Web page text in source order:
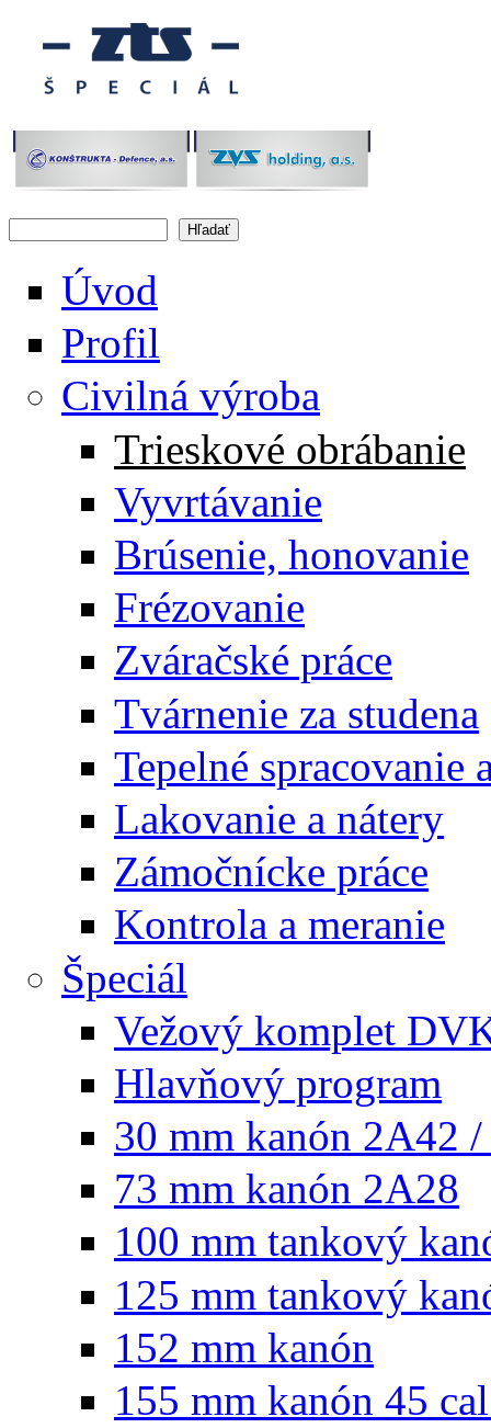
Skočiť na hlavný obsah
Úvod
Profil
Civilná výroba
Trieskové obrábanie
Vyvrtávanie
Brúsenie, honovanie
Frézovanie
Zváračské práce
Tvárnenie za studena
Tepelné
Lakovanie a nátery
Zámočnícke práce
Kontrola a meranie
Špeciál
Vežový komplet
Hlavňový program
30 mm kanón 2A42
73 mm kanón 2A28
100 mm tankový
125 mm tankový
152 mm kanón
155 mm kanón 45